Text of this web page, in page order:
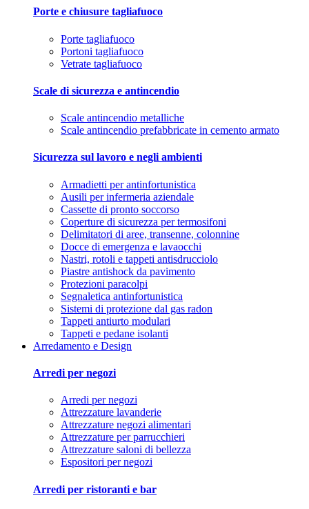
Porte e chiusure tagliafuoco
Porte tagliafuoco
Portoni tagliafuoco
Vetrate tagliafuoco
Scale di sicurezza e antincendio
Scale antincendio metalliche
Scale antincendio prefabbricate in cemento armato
Sicurezza sul lavoro e negli ambienti
Armadietti per antinfortunistica
Ausili per infermeria aziendale
Cassette di pronto soccorso
Coperture di sicurezza per termosifoni
Delimitatori di aree, transenne, colonnine
Docce di emergenza e lavaocchi
Nastri, rotoli e tappeti antisdrucciolo
Piastre antishock da pavimento
Protezioni paracolpi
Segnaletica antinfortunistica
Sistemi di protezione dal gas radon
Tappeti antiurto modulari
Tappeti e pedane isolanti
Arredamento e Design
Arredi per negozi
Arredi per negozi
Attrezzature lavanderie
Attrezzature negozi alimentari
Attrezzature per parrucchieri
Attrezzature saloni di bellezza
Espositori per negozi
Arredi per ristoranti e bar